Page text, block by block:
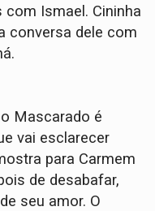
Ismael. Cininha
conversa dele com
Mascarado é
vai esclarecer
para Carmem
de desabafar,
seu amor. O